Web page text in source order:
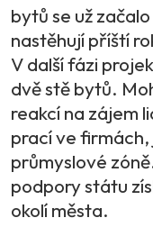
bytů se už
nastěhují příští
V další fázi
dvě stě bytů.
reakcí na zájem
prací ve firmách,
průmyslové
podpory státu
okolí města.